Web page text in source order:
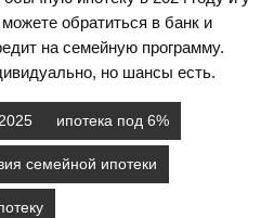
обратиться в банк и
на семейную программу.
но шансы есть.
ипотека под 6%
семейной ипотеки